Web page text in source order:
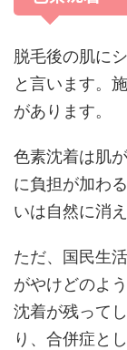
脱毛後の肌に
と言います。
があります。
色素沈着は肌
に負担が加わ
いは自然に消え
ただ、国民生
がやけどのよ
沈着が残って
り、合併症と